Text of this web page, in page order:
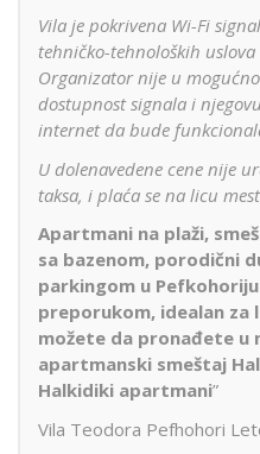
Vila je pokrivena Wi-Fi
tehničko-tehnoloških
Organizator nije u
dostupnost signala i
internet da bude
U dolenavedene cene nije
taksa, i plaća se na licu
Apartmani na plaži,
sa bazenom, porodični
parkingom u
preporukom, idealan za
možete da pronađete u
apartmanski smeštaj
Halkidiki apartmani”
Vila Teodora Pefhohori